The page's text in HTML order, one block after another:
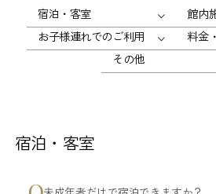
宿泊・客室
館内
お子様連れでのご利用
料金
その他
宿泊・客室